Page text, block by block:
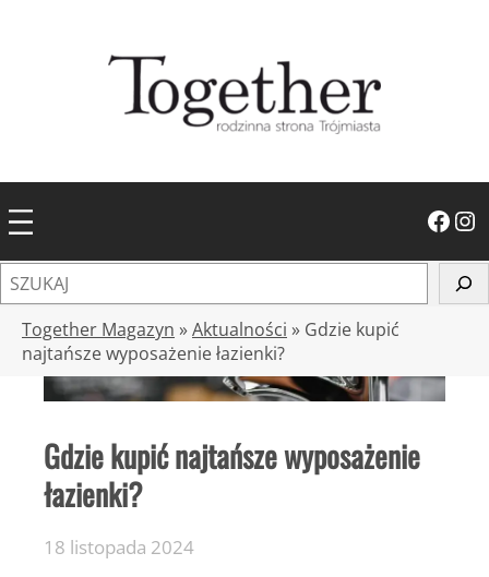
Facebook Instagram
z
Together Magazyn »Aktualności » Gdzie kupić
najtańsze wyposażenie łazienki?
Gdzie kupić najtańsze wyposażenie
łazienki?
18 listopada 2024